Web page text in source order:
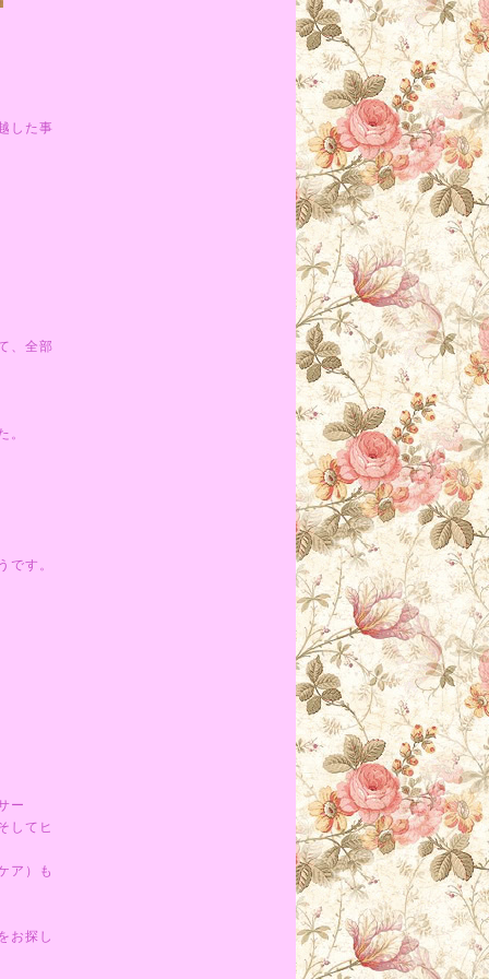
した事
、全部
。
です。
ー
してヒ
ア）も
お探し